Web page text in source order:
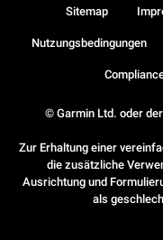
© Garmin Ltd. oder
Zur Erhaltung einer
die zusätzliche
Ausrichtung und
als
Sitemap
Nutzungsbedingungen